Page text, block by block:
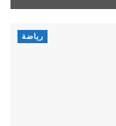
رياضة